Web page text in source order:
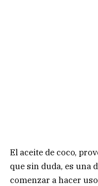
El aceite de coco,
que sin duda, es una
comenzar a hacer